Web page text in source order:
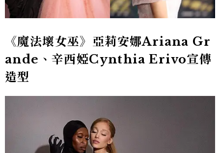
《魔法壞女巫》亞莉安娜Ariana Gr
ande、辛西婭Cynthia Erivo宣傳
造型